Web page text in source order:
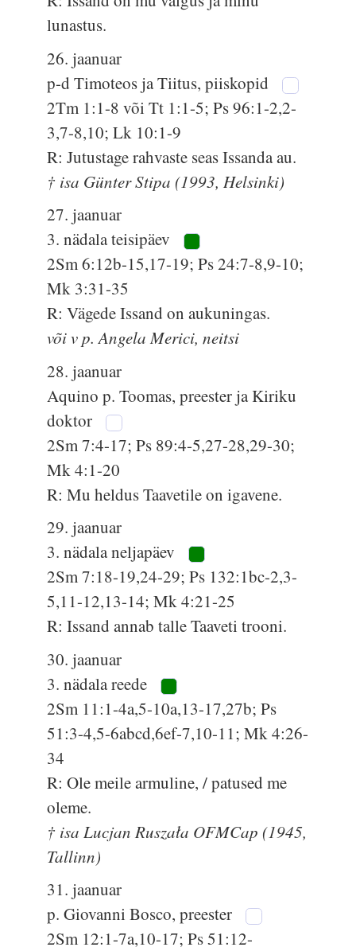
lunastus.
26. jaanuar
p-d Timoteos ja Tiitus, piiskopid
2Tm 1:1-8 või Tt 1:1-5; Ps 96:1-2,2-
3,7-8,10; Lk 10:1-9
R: Jutustage rahvaste seas Issanda au.
† isa Günter Stipa (1993, Helsinki)
27. jaanuar
3. nädala teisipäev
2Sm 6:12b-15,17-19; Ps 24:7-8,9-10;
Mk 3:31-35
R: Vägede Issand on aukuningas.
või v p. Angela Merici, neitsi
28. jaanuar
Aquino p. Toomas, preester ja Kiriku
doktor
2Sm 7:4-17; Ps 89:4-5,27-28,29-30;
Mk 4:1-20
R: Mu heldus Taavetile on igavene.
29. jaanuar
3. nädala neljapäev
2Sm 7:18-19,24-29; Ps 132:1bc-2,3-
5,11-12,13-14; Mk 4:21-25
R: Issand annab talle Taaveti trooni.
30. jaanuar
3. nädala reede
2Sm 11:1-4a,5-10a,13-17,27b; Ps
51:3-4,5-6abcd,6ef-7,10-11; Mk 4:26-
34
R: Ole meile armuline, / patused me
oleme.
† isa Lucjan Ruszała OFMCap (1945,
Tallinn)
31. jaanuar
p. Giovanni Bosco, preester
2Sm 12:1-7a,10-17; Ps 51:12-